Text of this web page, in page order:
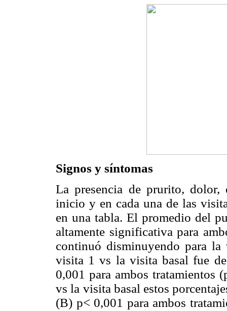
Signos y síntomas
La presencia de prurito, dolor,
inicio y en cada una de las
en una tabla. El promedio del
altamente significativa para
continuó disminuyendo para
visita 1 vs la visita basal fue
0,001 para ambos tratamientos
vs la visita basal estos
(B) p< 0,001 para ambos